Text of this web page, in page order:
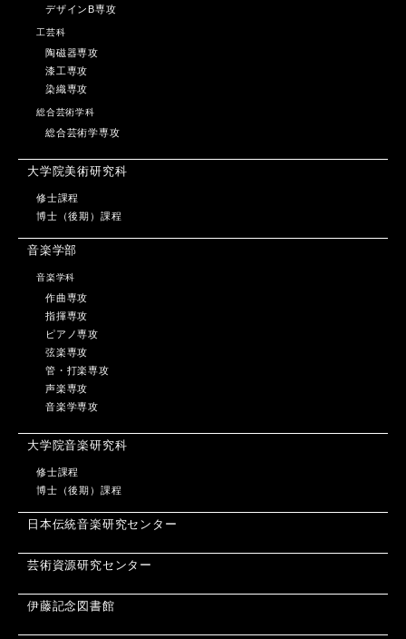
デザインB専攻
工芸科
陶磁器専攻
漆工専攻
染織専攻
総合芸術学科
総合芸術学専攻
大学院美術研究科
修士課程
博士（後期）課程
音楽学部
音楽学科
作曲専攻
指揮専攻
ピアノ専攻
弦楽専攻
管・打楽専攻
声楽専攻
音楽学専攻
大学院音楽研究科
修士課程
博士（後期）課程
日本伝統音楽研究センター
芸術資源研究センター
伊藤記念図書館